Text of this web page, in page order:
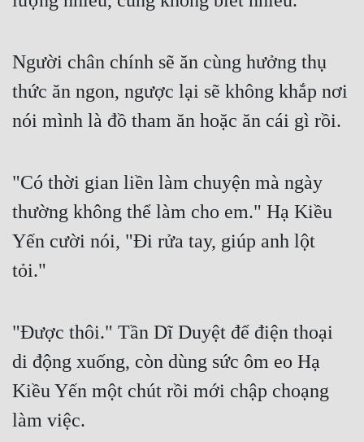
Người chân chính sẽ ăn cùng hưởng thụ
thức ăn ngon, ngược lại sẽ không khắp nơi
nói mình là đồ tham ăn hoặc ăn cái gì rồi.
"Có thời gian liền làm chuyện mà ngày
thường không thể làm cho em." Hạ Kiều
Yến cười nói, "Đi rửa tay, giúp anh lột
tỏi."
"Được thôi." Tần Dĩ Duyệt để điện thoại
di động xuống, còn dùng sức ôm eo Hạ
Kiều Yến một chút rồi mới chập choạng
làm việc.